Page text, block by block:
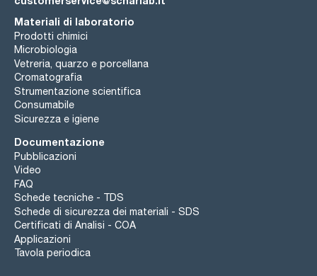
Materiali di laboratorio
Prodotti chimici
Microbiologia
Vetreria, quarzo e porcellana
Cromatografia
Strumentazione scientifica
Consumabile
Sicurezza e igiene
Documentazione
Pubblicazioni
Video
FAQ
Schede tecniche - TDS
Schede di sicurezza dei materiali - SDS
Certificati di Analisi - COA
Applicazioni
Tavola periodica